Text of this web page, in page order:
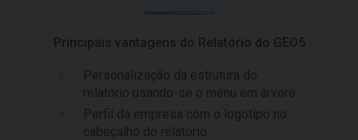
Principais vantagens do Relatório do GEO5
Personalização da estrutura do
relatório usando-se o menu em árvore
Perfil da empresa com o logotipo no
cabeçalho do relatório